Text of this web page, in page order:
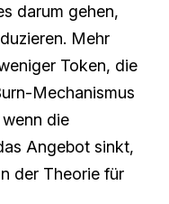
darum gehen,
Mehr
Token, die
Mechanismus
die
Angebot sinkt,
der Theorie für